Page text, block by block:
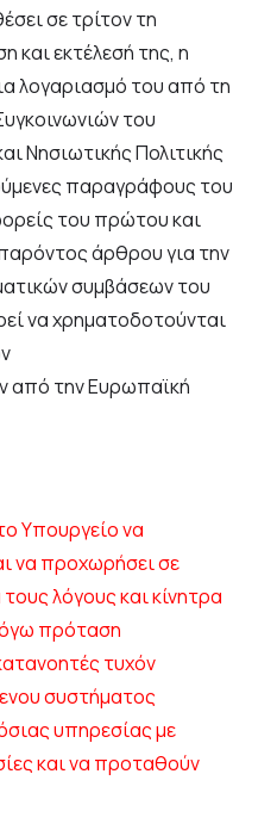
σε τρίτον τη
και εκτέλεσή της, η
λογαριασμό του από τη
του
Νησιωτικής Πολιτικής
παραγράφους του
του πρώτου και
άρθρου για την
συμβάσεων του
να χρηματοδοτούνται
από την Ευρωπαϊκή
Υπουργείο να
να προχωρήσει σε
λόγους και κίνητρα
πρόταση
τυχόν
συστήματος
υπηρεσίας με
και να προταθούν